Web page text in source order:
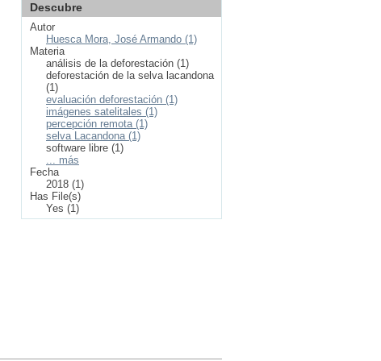
Descubre
Autor
Huesca Mora, José Armando (1)
Materia
análisis de la deforestación (1)
deforestación de la selva lacandona
(1)
evaluación deforestación (1)
imágenes satelitales (1)
percepción remota (1)
selva Lacandona (1)
software libre (1)
... más
Fecha
2018 (1)
Has File(s)
Yes (1)